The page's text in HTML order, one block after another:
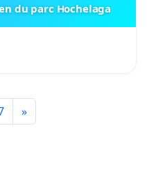
du parc Hochelaga
»